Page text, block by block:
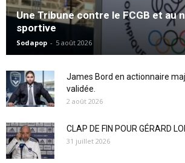
Une Tribune contre le FCGB et au
sportive
Sodapop - 5 août 2026
James Bord en actionnaire
validée.
2 août 2026
CLAP DE FIN POUR GÉRARD
31 juillet 2026